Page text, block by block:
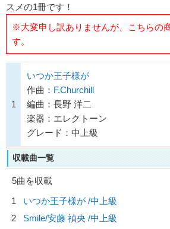
スメの1冊です！
※大変申し訳ありませんが、こちらの
す。
1
いつか王子様が
作曲： F.Churchill
編曲：長野 洋二
楽器：エレクトーン
グレード：中上級
収載曲一覧
5曲を収載
1
いつか王子様が /中上級
2
Smile/安藤 禎央 /中上級